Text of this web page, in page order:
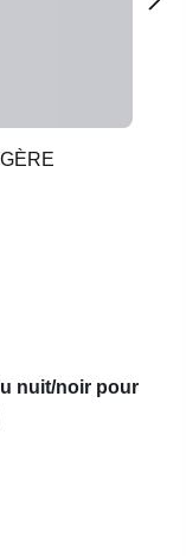
nuit/noir pour